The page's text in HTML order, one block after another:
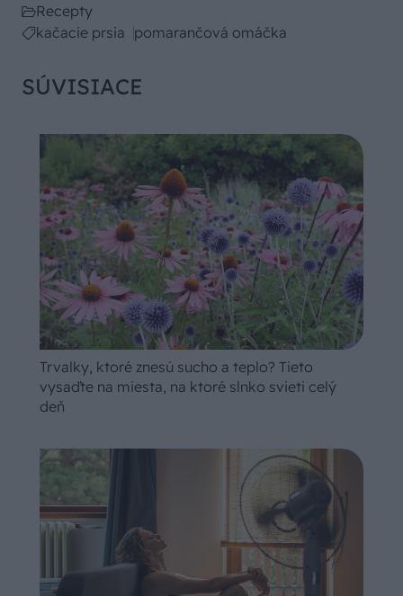
Recepty
kačacie prsia pomarančová omáčka
SÚVISIACE
Trvalky, ktoré znesú sucho a teplo? Tieto
vysaďte na miesta, na ktoré slnko svieti celý
deň